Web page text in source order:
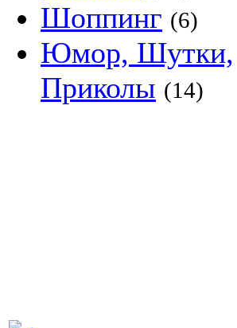
Шоппинг (6)
Юмор, Шутки,
Приколы (14)